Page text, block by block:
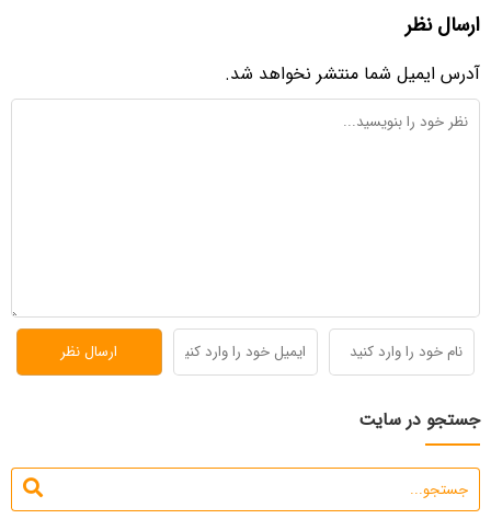
ارسال نظر
آدرس ایمیل شما منتشر نخواهد شد.
جستجو در سایت